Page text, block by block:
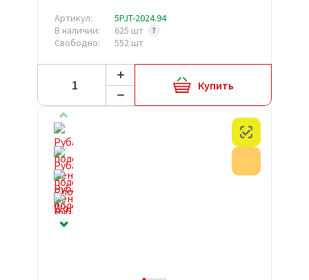
Артикул:
5PJT-2024.94
В наличии:
625 шт
Свободно:
552 шт
Купить